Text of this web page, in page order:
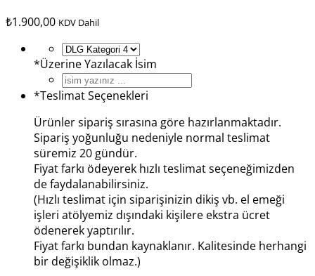
₺1.900,00 KDV Dahil
*Üzerine Yazılacak İsim
*Teslimat Seçenekleri
Ürünler sipariş sırasına göre hazırlanmaktadır.
Sipariş yoğunluğu nedeniyle normal teslimat
süremiz 20 gündür.
Fiyat farkı ödeyerek hızlı teslimat seçeneğimizden
de faydalanabilirsiniz.
(Hızlı teslimat için siparişinizin dikiş vb. el emeği
işleri atölyemiz dışındaki kişilere ekstra ücret
ödenerek yaptırılır.
Fiyat farkı bundan kaynaklanır. Kalitesinde herhangi
bir değişiklik olmaz.)